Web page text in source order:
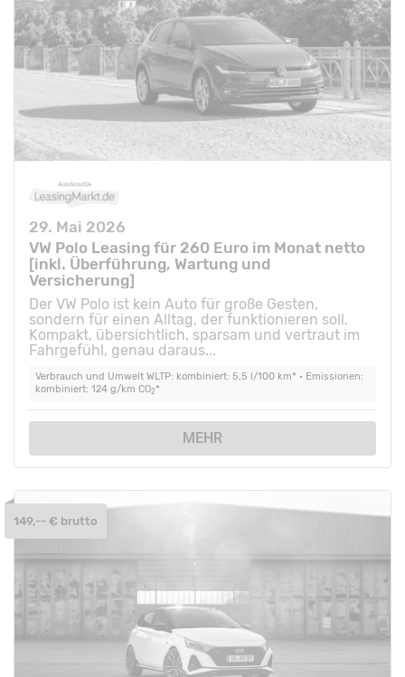
29. Mai 2026
VW Polo Leasing für 260 Euro im Monat netto
[inkl. Überführung, Wartung und
Versicherung]
Der VW Polo ist kein Auto für große Gesten,
sondern für einen Alltag, der funktionieren soll.
Kompakt, übersichtlich, sparsam und vertraut im
Fahrgefühl, genau daraus...
Verbrauch und Umwelt WLTP: kombiniert: 5,5 l/100 km* • Emissionen:
kombiniert: 124 g/km CO2*
MEHR
149,-- € brutto